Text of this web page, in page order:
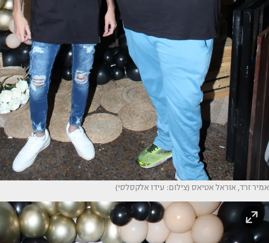
אמיר זרד, אוראל אטיאס (צילום: עידו אלקסלסי)